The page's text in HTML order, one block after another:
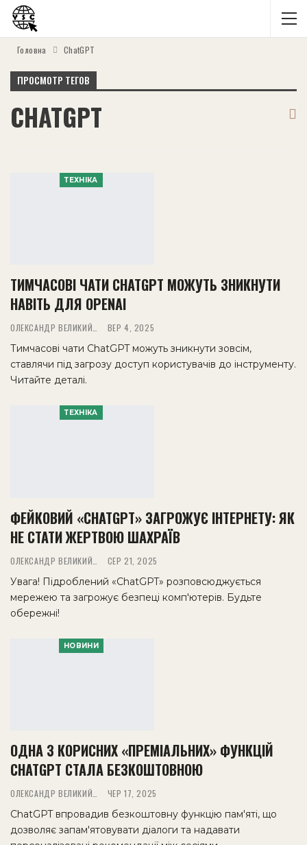
Головна ChatGPT
ПРОСМОТР ТЕГОВ
CHATGPT
ТЕХНІКА
ТИМЧАСОВІ ЧАТИ CHATGPT МОЖУТЬ ЗНИКНУТИ
НАВІТЬ ДЛЯ OPENAI
ВЕР 4, 2025
Тимчасові чати ChatGPT можуть зникнути зовсім,
ставлячи під загрозу доступ користувачів до інструменту.
Читайте деталі.
ТЕХНІКА
ФЕЙКОВИЙ «CHATGPT» ЗАГРОЖУЄ ІНТЕРНЕТУ: ЯК
НЕ СТАТИ ЖЕРТВОЮ ШАХРАЇВ
СЕР 21, 2025
Увага! Підроблений «ChatGPT» розповсюджується
мережею та загрожує безпеці комп'ютерів. Будьте
обережні!
НОВИНИ
ОДНА З КОРИСНИХ «ПРЕМІАЛЬНИХ» ФУНКЦІЙ
CHATGPT СТАЛА БЕЗКОШТОВНОЮ
ЧЕР 17, 2025
ChatGPT впровадив безкоштовну функцію пам'яті, що
дозволяє запам'ятовувати діалоги та надавати